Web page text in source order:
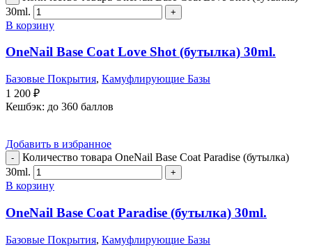
30ml.
В корзину
OneNail Base Coat Love Shot (бутылка) 30ml.
Базовые Покрытия, Камуфлирующие Базы
1 200 ₽
Кешбэк: до 360 баллов
Добавить в избранное
Количество товара OneNail Base Coat Paradise (бутылка)
30ml.
В корзину
OneNail Base Coat Paradise (бутылка) 30ml.
Базовые Покрытия, Камуфлирующие Базы